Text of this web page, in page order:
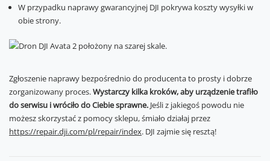
W przypadku naprawy gwarancyjnej DJI pokrywa koszty wysyłki w
obie strony.
Zgłoszenie naprawy bezpośrednio do producenta to prosty i dobrze
zorganizowany proces.Wystarczy kilka kroków, aby urządzenie trafiło
do serwisu i wróciło do Ciebie sprawne. Jeśli z jakiegoś powodu nie
możesz skorzystać z pomocy sklepu, śmiało działaj przez
https://repair.dji.com/pl/repair/index. DJI zajmie się resztą!